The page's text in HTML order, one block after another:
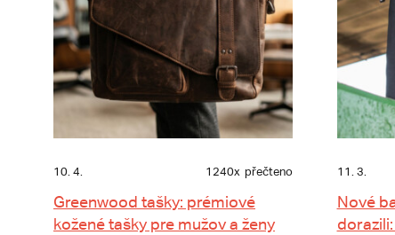
10. 4. 1240x přečteno
Greenwood tašky: prémiové
kožené tašky pre mužov a ženy
11. 3.
Nové